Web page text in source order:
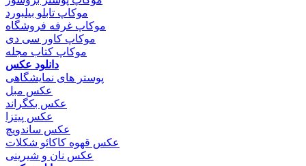
موکاپ تابلو بیلبورد
موکاپ غرفه فروشگاه
موکاپ کاور سی دی
موکاپ کتاب مجله
دانلود عکس
پوستر های نمایشگاهی
عکس مبل
عکس بکگراند
عکس پیتزا
عکس ساندویچ
عکس قهوه کاکائو شکلات
عکس نان و شیرینی